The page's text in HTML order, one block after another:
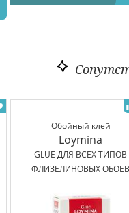
Обойный клей
Loymina
GLUE ДЛЯ ВСЕХ ТИПОВ
ФЛИЗЕЛИНОВЫХ ОБОЕВ